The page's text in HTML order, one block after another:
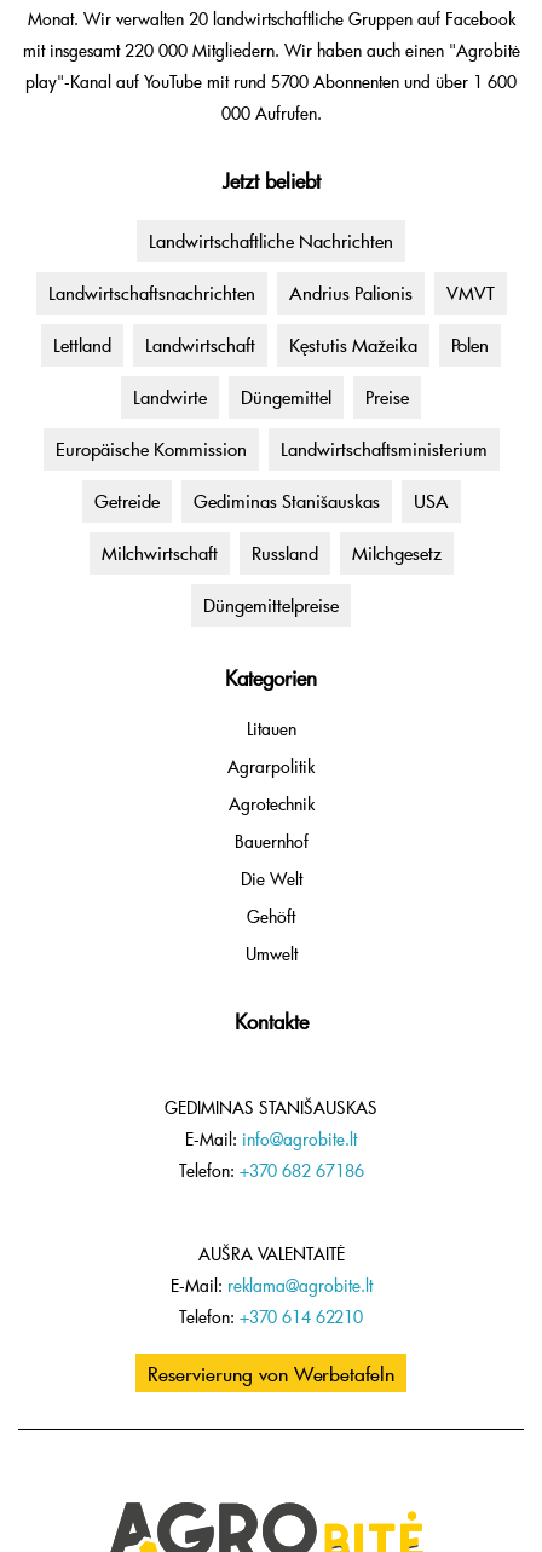
Monat. Wir verwalten 20 landwirtschaftliche Gruppen auf Facebook
mit insgesamt 220 000 Mitgliedern. Wir haben auch einen "Agrobitė
play"-Kanal auf YouTube mit rund 5700 Abonnenten und über 1 600
000 Aufrufen.
Jetzt beliebt
Landwirtschaftliche Nachrichten
Landwirtschaftsnachrichten Andrius Palionis VMVT
Lettland Landwirtschaft Kęstutis Mažeika Polen
Landwirte Düngemittel Preise
Europäische Kommission Landwirtschaftsministerium
Getreide Gediminas Stanišauskas USA
Milchwirtschaft Russland Milchgesetz
Düngemittelpreise
Kategorien
Litauen
Agrarpolitik
Agrotechnik
Bauernhof
Die Welt
Gehöft
Umwelt
Kontakte
GEDIMINAS STANIŠAUSKAS
E-Mail: info@agrobite.lt
Telefon: +370 682 67186
AUŠRA VALENTAITĖ
E-Mail: reklama@agrobite.lt
Telefon: +370 614 62210
Reservierung von Werbetafeln